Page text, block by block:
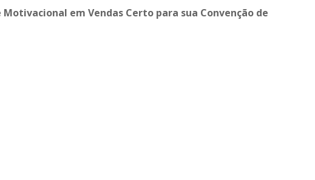
em Vendas Certo para sua Convenção de